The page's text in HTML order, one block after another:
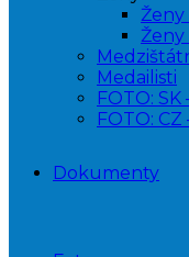
Ženy
Ženy
Medailisti
FOTO: SK
FOTO: CZ
Dokumenty